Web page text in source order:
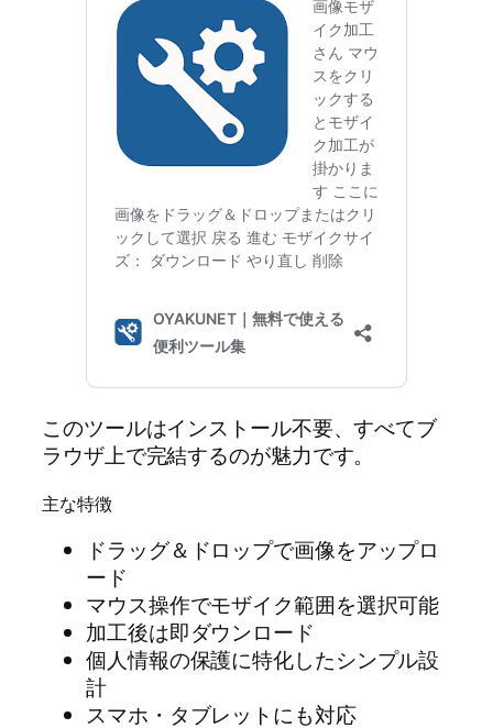
このツールはインストール不要、すべてブ
ラウザ上で完結するのが魅力です。
主な特徴
ドラッグ＆ドロップで画像をアップロ
ード
マウス操作でモザイク範囲を選択可能
加工後は即ダウンロード
個人情報の保護に特化したシンプル設
計
スマホ・タブレットにも対応